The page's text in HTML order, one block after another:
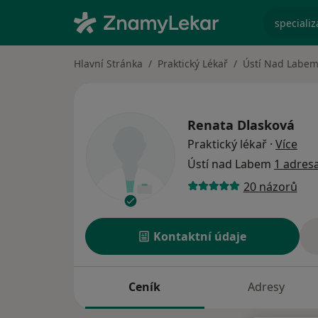
Hlavní Stránka Praktický Lékař Ústí Nad Labem
Renata Dlasková
Praktický lékař · Více
Ústí nad Labem 1
20 názorů
Kontaktní údaje
Ceník Adresy